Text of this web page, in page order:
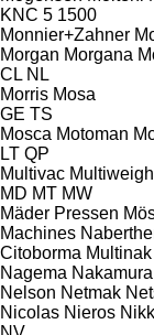
KNC 5 1500
Monnier+Zahner
Morgan Morgana
CL NL
Morris Mosa
GE TS
Mosca Motoman
LT QP
Multivac Multiweigh
MD MT MW
Mäder Pressen
Machines
Citoborma
Nagema Nakamura
Nelson Netmak
Nicolas Nieros